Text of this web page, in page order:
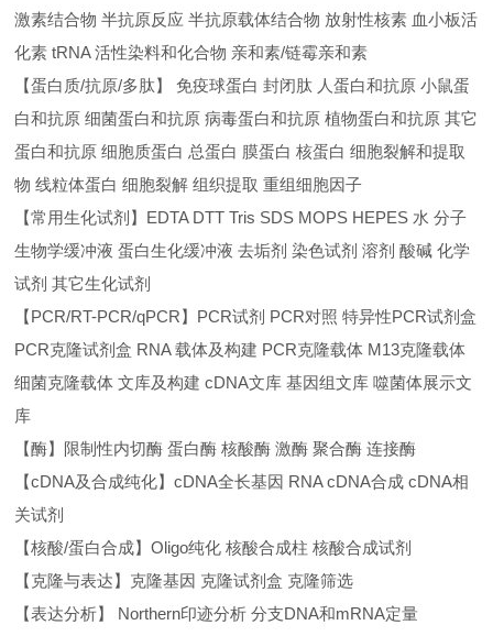
激素结合物 半抗原反应 半抗原载体结合物 放射性核素 血小板活
化素 tRNA 活性染料和化合物 亲和素/链霉亲和素
【蛋白质/抗原/多肽】 免疫球蛋白 封闭肽 人蛋白和抗原 小鼠蛋
白和抗原 细菌蛋白和抗原 病毒蛋白和抗原 植物蛋白和抗原 其它
蛋白和抗原 细胞质蛋白 总蛋白 膜蛋白 核蛋白 细胞裂解和提取
物 线粒体蛋白 细胞裂解 组织提取 重组细胞因子
【常用生化试剂】EDTA DTT Tris SDS MOPS HEPES 水 分子
生物学缓冲液 蛋白生化缓冲液 去垢剂 染色试剂 溶剂 酸碱 化学
试剂 其它生化试剂
【PCR/RT-PCR/qPCR】PCR试剂 PCR对照 特异性PCR试剂盒
PCR克隆试剂盒 RNA 载体及构建 PCR克隆载体 M13克隆载体
细菌克隆载体 文库及构建 cDNA文库 基因组文库 噬菌体展示文
库
【酶】限制性内切酶 蛋白酶 核酸酶 激酶 聚合酶 连接酶
【cDNA及合成纯化】cDNA全长基因 RNA cDNA合成 cDNA相
关试剂
【核酸/蛋白合成】Oligo纯化 核酸合成柱 核酸合成试剂
【克隆与表达】克隆基因 克隆试剂盒 克隆筛选
【表达分析】 Northern印迹分析 分支DNA和mRNA定量